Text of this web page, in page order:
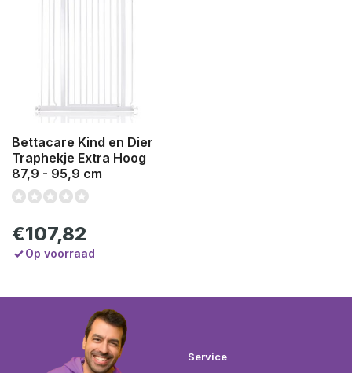
Bettacare Kind en Dier
Traphekje Extra Hoog
87,9 - 95,9 cm
€107,82
Op voorraad
Service